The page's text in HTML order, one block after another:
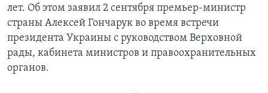
лет. Об этом заявил 2 сентября премьер-министр
страны Алексей Гончарук во время встречи
президента Украины с руководством Верховной
рады, кабинета министров и правоохранительных
органов.